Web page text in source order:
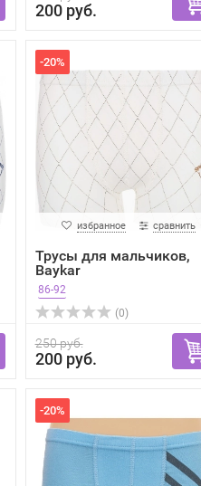
200 руб.
-20%
избранное сравнить
Трусы для мальчиков,
Baykar
86-92
(0)
250 руб.
200 руб.
-20%